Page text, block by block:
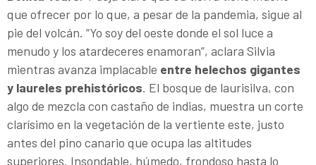
que ofrecer por lo que, a pesar de la pandemia, sigue al
pie del volcán. “Yo soy del oeste donde el sol luce a
menudo y los atardeceres enamoran”, aclara Silvia
mientras avanza implacable entre helechos gigantes
y laureles prehistóricos. El bosque de laurisilva, con
algo de mezcla con castaño de indias, muestra un corte
clarísimo en la vegetación de la vertiente este, justo
antes del pino canario que ocupa las altitudes
superiores. Insondable, húmedo, frondoso hasta lo